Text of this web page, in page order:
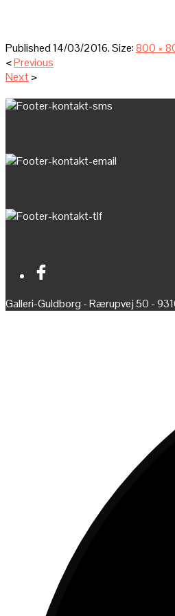
Published14/03/2016. Size:800 ×
<Previous
Next>
Galleri-Guldborg - Rærupvej 50 -